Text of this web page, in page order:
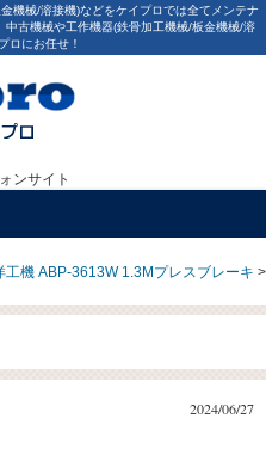
機械/溶接機)などをケイプロでは全てメンテナ
古機械や工作機器(鉄骨加工機械/板金機械/溶
ロにお任せ！
ンサイト
工機 ABP-3613W 1.3Mプレスブレーキ >
2024/06/27